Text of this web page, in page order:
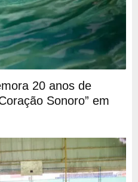
20 anos de
Sonoro” em